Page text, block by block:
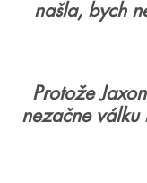
našla, bych
Protože
nezačne válku